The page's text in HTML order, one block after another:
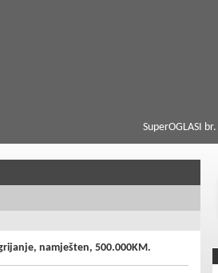
SuperOGLASI br.
namješten, 500.000KM.